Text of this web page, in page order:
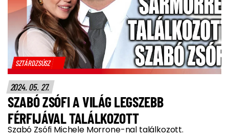
SZTÁRDZSÚSZ
2024. 05. 27.
SZABÓ ZSÓFI A VILÁG LEGSZEBB
FÉRFIJÁVAL TALÁLKOZOTT
Szabó Zsófi Michele Morrone-nal találkozott.